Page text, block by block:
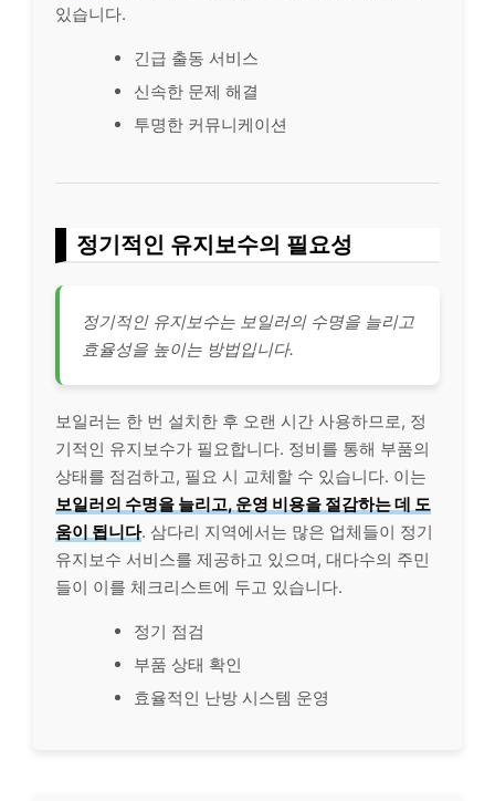
있습니다.
긴급 출동 서비스
신속한 문제 해결
투명한 커뮤니케이션
정기적인 유지보수의 필요성
정기적인 유지보수는 보일러의 수명을 늘리고
효율성을 높이는 방법입니다.
보일러는 한 번 설치한 후 오랜 시간 사용하므로, 정
기적인 유지보수가 필요합니다. 정비를 통해 부품의
상태를 점검하고, 필요 시 교체할 수 있습니다. 이는
보일러의 수명을 늘리고, 운영 비용을 절감하는 데 도
움이 됩니다. 삼다리 지역에서는 많은 업체들이 정기
유지보수 서비스를 제공하고 있으며, 대다수의 주민
들이 이를 체크리스트에 두고 있습니다.
정기 점검
부품 상태 확인
효율적인 난방 시스템 운영